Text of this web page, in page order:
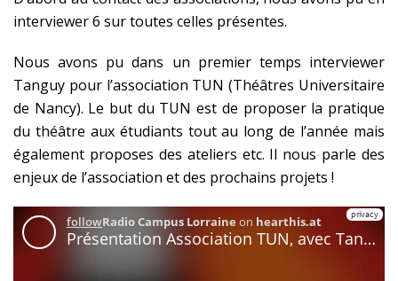
interviewer 6 sur toutes celles présentes.
Nous avons pu dans un premier temps interviewer
Tanguy pour l’association TUN (Théâtres Universitaire
de Nancy). Le but du TUN est de proposer la pratique
du théâtre aux étudiants tout au long de l’année mais
également proposes des ateliers etc. Il nous parle des
enjeux de l’association et des prochains projets !